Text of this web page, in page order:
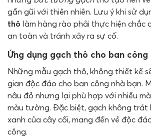
gần gũi với thiên nhiên. Lưu ý khi sử
thô làm hàng rào phải thực hiện chắc
an toàn và tránh xảy ra sự cố.
Ứng dụng gạch thô cho ban công
Những mẫu gạch thô, không thiết kế
gian độc đáo cho ban công nhà bạn.
nâu đỏ nhưng lại phù hợp với nhiều
màu tường. Đặc biệt, gạch không trát
xanh của cây cối, mang đến vẻ độc
công.